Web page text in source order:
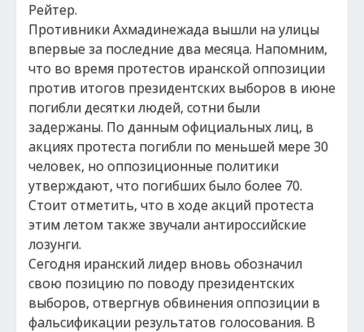
Рейтер.
Противники Ахмадинежада вышли на улицы
впервые за последние два месяца. Напомним,
что во время протестов иранской оппозиции
против итогов президентских выборов в июне
погибли десятки людей, сотни были
задержаны. По данным официальных лиц, в
акциях протеста погибли по меньшей мере 30
человек, но оппозиционные политики
утверждают, что погибших было более 70.
Стоит отметить, что в ходе акций протеста
этим летом также звучали антироссийские
лозунги.
Сегодня иранский лидер вновь обозначил
свою позицию по поводу президентских
выборов, отвергнув обвинения оппозиции в
фальсификации результатов голосования. В